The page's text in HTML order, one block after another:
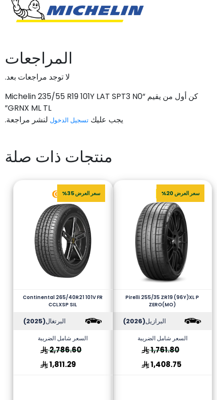
المراجعات
لا توجد مراجعات بعد.
كن أول من يقيم “Michelin 235/55 R19 101Y LAT SPT3 N0
GRNX ML TL”
يجب عليك تسجيل الدخول لنشر مراجعة.
منتجات ذات صلة
سعر العرض 20%
Pirelli 255/35 ZR19 (96Y)XL P
ZERO(MO)
البرازيل(2026)
السعر شامل الضريبة
1,761.80
1,408.75
سعر العرض 35%
Continental 265/40R21 101V FR
CCLXSP SIL
البرتغال(2025)
السعر شامل الضريبة
2,786.60
1,811.29